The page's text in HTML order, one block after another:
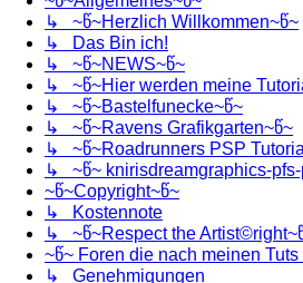
↳ ~წ~Herzlich Willkommen~წ~
↳ Das Bin ich!
↳ ~წ~NEWS~წ~
↳ ~წ~Hier werden meine
↳ ~წ~Bastelfunecke~წ~
↳ ~წ~Ravens Grafikgarten~წ~
↳ ~წ~Roadrunners PSP
↳ ~წ~ knirisdreamgraphics-pfs-
~წ~Copyright~წ~
↳ Kostennote
↳ ~წ~Respect the
~წ~ Foren die nach meinen Tuts
↳ Genehmigungen